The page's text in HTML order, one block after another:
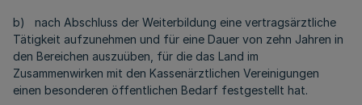
b) nach Abschluss der Weiterbildung eine vertragsärztliche
Tätigkeit aufzunehmen und für eine Dauer von zehn Jahren in
den Bereichen auszuüben, für die das Land im
Zusammenwirken mit den Kassenärztlichen Vereinigungen
einen besonderen öffentlichen Bedarf festgestellt hat.